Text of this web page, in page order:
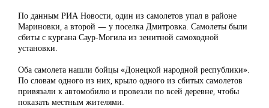
По данным РИА Новости, один из самолетов упал в районе
Мариновки, а второй — у поселка Дмитровка. Самолеты были
сбиты с кургана Саур-Могила из зенитной самоходной
установки.
Оба самолета нашли бойцы «Донецкой народной республики».
По словам одного из них, крыло одного из сбитых самолетов
привязали к автомобилю и провезли по всей деревне, чтобы
показать местным жителями.